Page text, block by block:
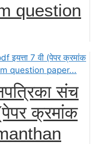
question
संच
क्रमांक